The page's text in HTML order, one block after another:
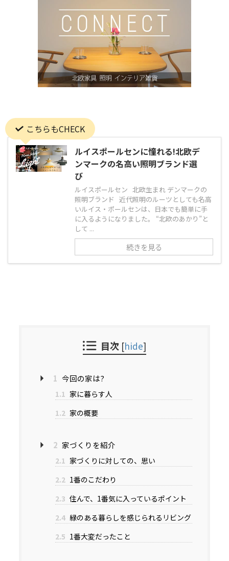
こちらもCHECK
ルイスポールセンに憧れる!北欧デ
ンマークの名高い照明ブランド選
び
ルイスポールセン 北欧生まれ デンマークの
照明ブランド 近代照明のルーツとしても名高
いルイス・ポールセンは、日本でも簡単に手
に入るようになりました。 “北欧のあかり”と
して ...
続きを見る
目次 [hide]
1 今回の家は?
1.1 家に暮らす人
1.2 家の概要
2 家づくりを紹介
2.1 家づくりに対しての、思い
2.2 1番のこだわり
2.3 住んで、1番気に入っているポイント
2.4 緑のある暮らしを感じられるリビング
2.5 1番大変だったこと